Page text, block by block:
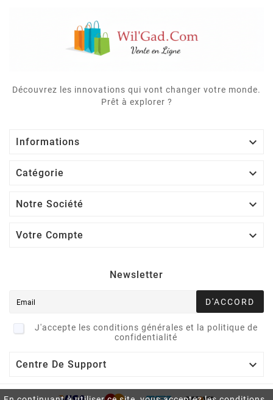
Découvrez les innovations qui vont changer votre monde.
Prêt à explorer ?
Informations 
Catégorie 
Notre Société 
Votre Compte 
Newsletter
D'ACCORD
J'accepte les conditions générales et la politique de
confidentialité
Centre De Support 